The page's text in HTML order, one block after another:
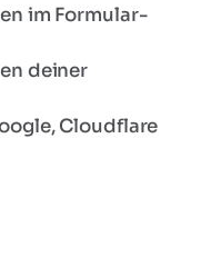
im Formular-
deiner
Cloudflare